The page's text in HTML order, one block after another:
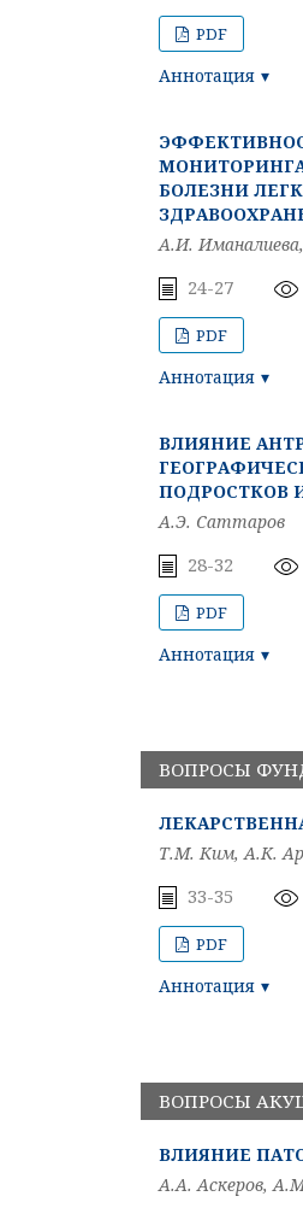
PDF
Аннотация
БОЛЕЗНИ
А.И.
24-27
PDF
Аннотация
ВЛИЯНИЕ
ПОДРОСТКОВ
А.Э. Саттаров
28-32
PDF
Аннотация
ВОПРОСЫ
Т.М. Ким, А.К.
33-35
PDF
Аннотация
ВОПРОСЫ
ВЛИЯНИЕ
А.А. Аскеров,